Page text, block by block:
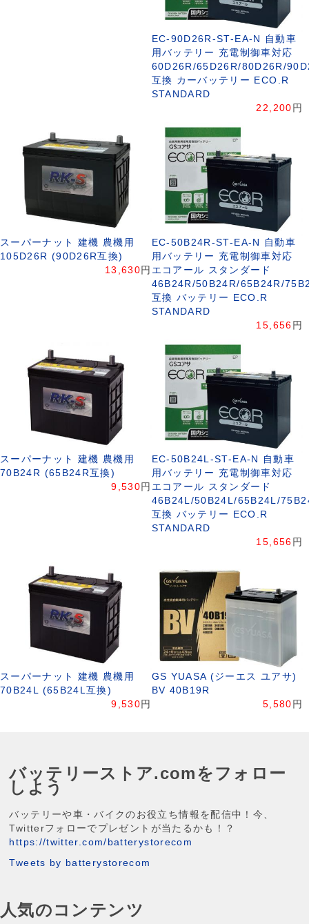
EC-90D26R-ST-EA-N 自動車
用バッテリー 充電制御車対応
60D26R/65D26R/80D26R/
互換 カーバッテリー ECO.R
STANDARD
22,200 円
スーパーナット 建機 農機用
105D26R (90D26R互換)
13,630 円
EC-50B24R-ST-EA-N 自動車
用バッテリー 充電制御車対応
エコアール スタンダード
46B24R/50B24R/65B24R/
互換 バッテリー ECO.R
STANDARD
15,656 円
スーパーナット 建機 農機用
70B24R (65B24R互換)
9,530 円
EC-50B24L-ST-EA-N 自動車
用バッテリー 充電制御車対応
エコアール スタンダード
46B24L/50B24L/65B24L/
互換 バッテリー ECO.R
STANDARD
15,656 円
スーパーナット 建機 農機用
70B24L (65B24L互換)
9,530 円
GS YUASA (ジーエス ユアサ)
BV 40B19R
5,580 円
バッテリーストア.comをフォロー
しよう
バッテリーや車・バイクのお役立ち情報を配信中！今、
Twitterフォローでプレゼントが当たるかも！？
https://twitter.com/batterystorecom
Tweets by batterystorecom
人気のコンテンツ